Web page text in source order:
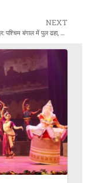
NEXT
देश के मौसम का हाल: पश्चिम बंगाल में पुल ढहा, गुजरात तट पर ‘शक्ति’ तूफान का खतरा